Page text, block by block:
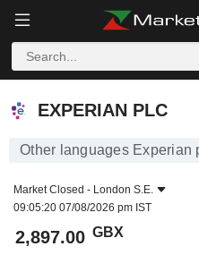
EXPERIAN PLC
EXPERIAN PLC
Other languages Experian
Market Closed - London S.E.
09:05:20 07/08/2026 pm IST
2,897.00 GBX